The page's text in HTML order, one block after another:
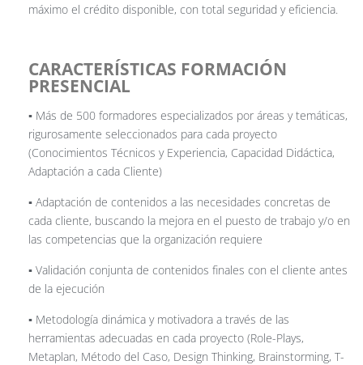
máximo el crédito disponible, con total seguridad y eficiencia.
CARACTERÍSTICAS FORMACIÓN
PRESENCIAL
▪️ Más de 500 formadores especializados por áreas y temáticas,
rigurosamente seleccionados para cada proyecto
(Conocimientos Técnicos y Experiencia, Capacidad Didáctica,
Adaptación a cada Cliente)
▪️ Adaptación de contenidos a las necesidades concretas de
cada cliente, buscando la mejora en el puesto de trabajo y/o en
las competencias que la organización requiere
▪️ Validación conjunta de contenidos finales con el cliente antes
de la ejecución
▪️ Metodología dinámica y motivadora a través de las
herramientas adecuadas en cada proyecto (Role-Plays,
Metaplan, Método del Caso, Design Thinking, Brainstorming, T-